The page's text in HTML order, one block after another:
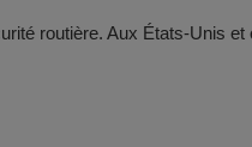
routière. Aux États-Unis